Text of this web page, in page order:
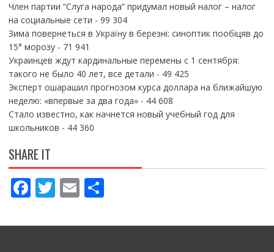
Член партии “Слуга народа” придумал новый налог – налог
на социальные сети - 99 304
Зима повернеться в Україну в березні: синоптик пообіцяв до
15° морозу- 71 941
Украинцев ждут кардинальные перемены с 1 сентября:
такого не было 40 лет, все детали - 49 425
Эксперт ошарашил прогнозом курса доллара на ближайшую
неделю: «впервые за два года»- 44 608
Стало известно, как начнется новый учебный год для
школьников - 44 360
SHARE IT
F
e
T
itt
E
ai
П
ді